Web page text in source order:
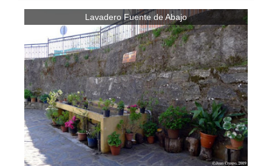
Lavadero Fuente de Abajo